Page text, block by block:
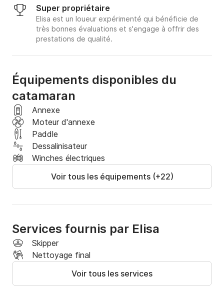
Super propriétaire
Elisa est un loueur expérimenté qui bénéficie de
très bonnes évaluations et s'engage à offrir des
prestations de qualité.
Équipements disponibles du
catamaran
Annexe
Moteur d'annexe
Paddle
Dessalinisateur
Winches électriques
Voir tous les équipements (+22)
Services fournis par Elisa
Skipper
Nettoyage final
Voir tous les services